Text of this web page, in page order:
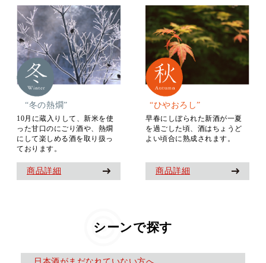
“ひやおろし”
早春にしぼられた新酒が一夏
を過ごした頃、酒はちょうど
よい頃合に熟成されます。
商品詳細
“冬の熱燗”
10月に蔵入りして、新米を使
った甘口のにごり酒や、熱燗
にして楽しめる酒を取り扱っ
ております。
商品詳細
シーンで探す